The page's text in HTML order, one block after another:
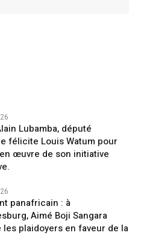
Lubamba, député
félicite Louis Watum pour
œuvre de son initiative
panafricain : à
Aimé Boji Sangara
les plaidoyers en faveur de la